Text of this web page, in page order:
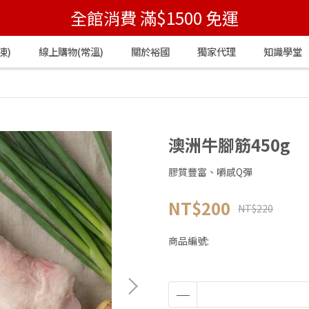
全館消費 滿$1500 免運
) 線上購物(常溫) 關於裕國 獨家代理 知識學堂
澳洲牛腳筋450g
膠質豐富、嚼感Q彈
NT$200 NT$220
商品編號: